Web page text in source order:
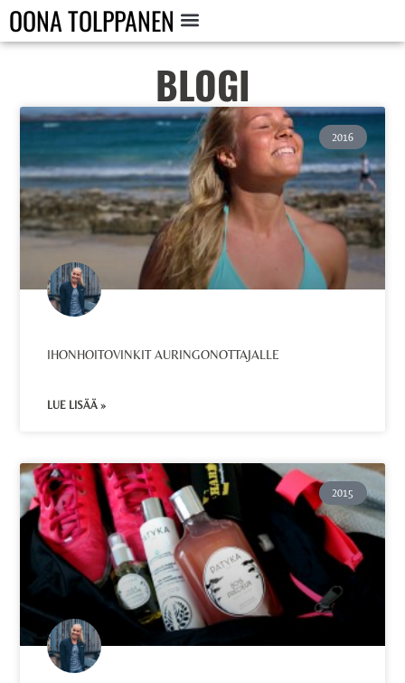
OONA TOLPPANEN
BLOGI
2016
IHONHOITOVINKIT AURINGONOTTAJALLE
LUE LISÄÄ »
2015